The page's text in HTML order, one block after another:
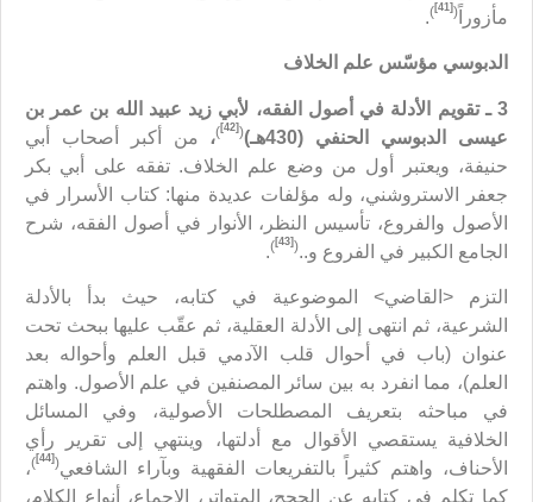
مأزوراً
(
[41]
)
.
الدبوسي مؤسّس علم الخلاف
3 ـ تقويم الأدلة في أصول الفقه، لأبي زيد عبيد الله بن عمر بن
عيسى الدبوسي الحنفي (430هـ)
(
[42]
)، من أكبر أصحاب أبي
حنيفة، ويعتبر أول من وضع علم الخلاف. تفقه على أبي بكر
جعفر الاستروشني، وله مؤلفات عديدة منها: كتاب الأسرار في
الأصول والفروع، تأسيس النظر، الأنوار في أصول الفقه، شرح
الجامع الكبير في الفروع و..(
[43]
)
.
التزم <القاضي> الموضوعية في كتابه، حيث بدأ بالأدلة
الشرعية، ثم انتهى إلى الأدلة العقلية، ثم عقّب عليها ببحث تحت
عنوان (باب في أحوال قلب الآدمي قبل العلم وأحواله بعد
العلم)، مما انفرد به بين سائر المصنفين في علم الأصول. واهتم
في مباحثه بتعريف المصطلحات الأصولية، وفي المسائل
الخلافية يستقصي الأقوال مع أدلتها، وينتهي إلى تقرير رأي
الأحناف، واهتم كثيراً بالتفريعات الفقهية وبآراء الشافعي(
[44]
)،
كما تكلم في كتابه عن الحجج، المتواتر، الإجماع، أنواع الكلام،